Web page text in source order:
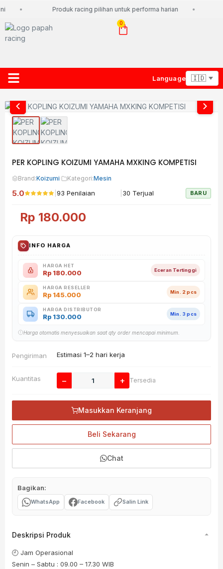
Produk racing pilihan untuk performa harian
0
Language
PER KOPLING KOIZUMI YAMAHA MXKING KOMPETISI
Brand:Koizumi· Kategori:Mesin
5.0 93 Penilaian 30 Terjual BARU
Rp 180.000
INFO HARGA
HARGA HET
Rp 180.000 Eceran Tertinggi
HARGA RESELLER
Rp 145.000 Min. 2 pcs
HARGA DISTRIBUTOR
Rp 130.000 Min. 3 pcs
Harga otomatis menyesuaikan saat qty order mencapai minimum.
Pengiriman Estimasi 1–2 hari kerja
Kuantitas − + Tersedia
Masukkan Keranjang
Beli Sekarang
Chat
Bagikan:
WhatsApp Facebook Salin Link
Deskripsi Produk
🕘 Jam Operasional
Senin – Sabtu : 09.00 – 17.30 WIB